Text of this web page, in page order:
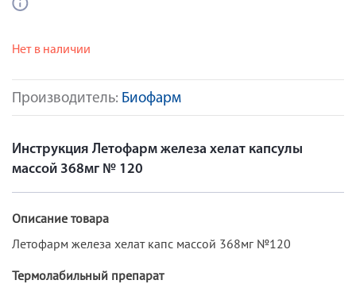
Производитель: Биофарм
Нет в наличии
Инструкция Летофарм железа хелат капсулы
массой 368мг № 120
Описание товара
Летофарм железа хелат капс массой 368мг №120
Термолабильный препарат